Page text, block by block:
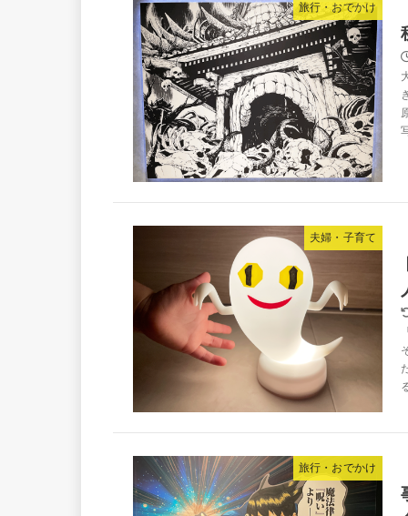
旅行・おでかけ
夫婦・子育て
旅行・おでかけ